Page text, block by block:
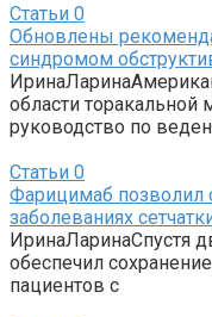
Статьи 0
Обновлены
синдромом
области
руководство по
Статьи 0
Фарицимаб позволил
заболеваниях
ИринаЛаринаСпустя
обеспечил
пациентов с